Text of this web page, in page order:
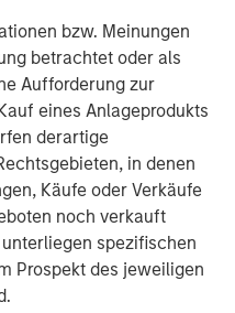
bzw. Meinungen
betrachtet oder als
Aufforderung zur
eines Anlageprodukts
derartige
in denen
Käufe oder Verkäufe
noch verkauft
spezifischen
Prospekt des jeweiligen
particularly
stages and remains
of all sizes. In fact,
indicate they are
12-24 months,” said
at Enterprise Strategy
and novel approach
and generative
processes, reducing